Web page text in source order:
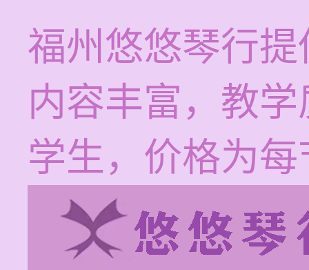
福州悠悠琴行
内容丰富，教
学生，价格为